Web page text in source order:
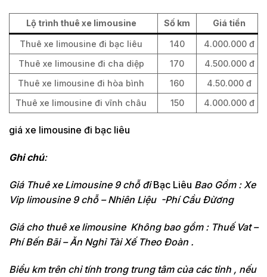
Lộ trình thuê xe limousine Số km Giá tiền
Thuê xe limousine đi bạc liêu 140
4.000.000 đ
Thuê xe limousine đi cha diệp
170
4.500.000 đ
Thuê xe limousine đi hòa bình
160
4.50.000 đ
Thuê xe limousine đi vĩnh châu
150 4.000.000 đ
giá xe limousine đi bạc liêu
Ghi chú:
Giá Thuê xe Limousine 9 chỗ điBạc Liêu Bao Gồm : Xe
Vip limousine 9 chỗ – Nhiên Liệu -Phí Cầu Đừơng
Giá cho thuê xe limousine Không bao gồm : Thuế Vat –
Phí Bến Bãi – Ăn Nghỉ Tài Xế Theo Đoàn .
Biểu km trên chỉ tính trong trung tâm của các tỉnh , nếu